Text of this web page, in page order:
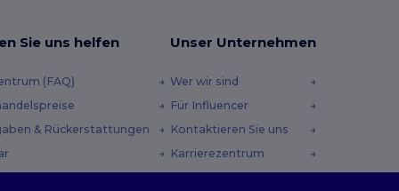
Sie uns helfen
(FAQ)
& Rückerstattungen
Unser Unternehmen
Wer wir sind
Für Influencer
Kontaktieren Sie uns
Karrierezentrum